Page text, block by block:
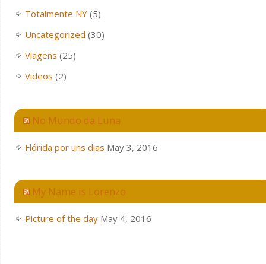
Totalmente NY(5)
Uncategorized (30)
Viagens (25)
Videos (2)
No Mundo da Luna
Flórida por uns dias May 3, 2016
My Name is Lorenzo
Picture of the day May 4, 2016